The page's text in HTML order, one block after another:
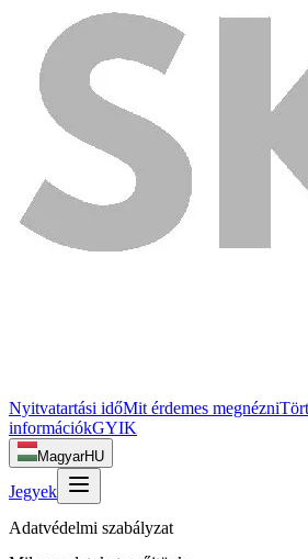
Nyitvatartási időMit érdemes megnézni
információkGYIK
MagyarHU
Jegyek
Adatvédelmi szabályzat